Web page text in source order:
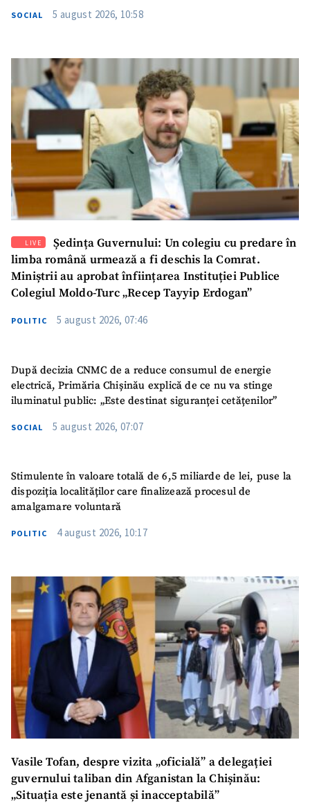
SOCIAL 5 august 2026, 10:58
LIVE
Ședința Guvernului: Un colegiu cu predare în
limba română urmează a fi deschis la Comrat.
Miniștrii au aprobat înființarea Instituției Publice
Colegiul Moldo-Turc „Recep Tayyip Erdogan”
POLITIC 5 august 2026, 07:46
După decizia CNMC de a reduce consumul de energie
electrică, Primăria Chișinău explică de ce nu va stinge
iluminatul public: „Este destinat siguranței cetățenilor”
SOCIAL 5 august 2026, 07:07
Stimulente în valoare totală de 6,5 miliarde de lei, puse la
dispoziția localităților care finalizează procesul de
amalgamare voluntară
POLITIC 4 august 2026, 10:17
Vasile Tofan, despre vizita „oficială” a delegației
guvernului taliban din Afganistan la Chișinău:
„Situația este jenantă și inacceptabilă”